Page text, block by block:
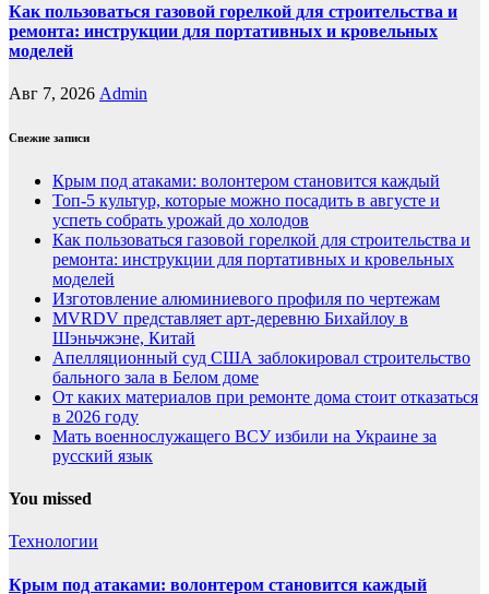
Как пользоваться газовой горелкой для строительства и
ремонта: инструкции для портативных и кровельных
моделей
Авг 7, 2026 Admin
Свежие записи
Крым под атаками: волонтером становится каждый
Топ-5 культур, которые можно посадить в августе и
успеть собрать урожай до холодов
Как пользоваться газовой горелкой для строительства и
ремонта: инструкции для портативных и кровельных
моделей
Изготовление алюминиевого профиля по чертежам
MVRDV представляет арт-деревню Бихайлоу в
Шэньчжэне, Китай
Апелляционный суд США заблокировал строительство
бального зала в Белом доме
От каких материалов при ремонте дома стоит отказаться
в 2026 году
Мать военнослужащего ВСУ избили на Украине за
русский язык
You missed
Технологии
Крым под атаками: волонтером становится каждый